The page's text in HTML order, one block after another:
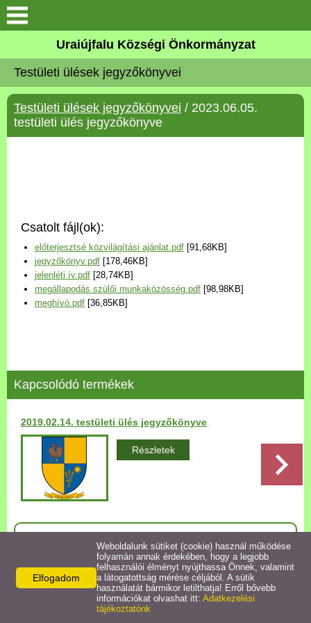
Köszöntő
Elérhetőségek
Uraiújfalu
Választási információk
Versenyképes Járások
Program
Hírek
Önkormányzati konyha
Egyéb intézmények
Egyéb szolgáltatások
Egészségügyi ellátás
Uraiújfalu Sportegyesület
Uraiújfalu Községi Önkormányzat
Testületi ülések jegyzőkönyvei
Testületi ülések jegyzőkönyvei / 2023.06.05.
testületi ülés jegyzőkönyve
Csatolt fájl(ok):
előterjesztsé közvilágítási ajánlat.pdf [91,68KB]
jegyzőkönyv.pdf [178,46KB]
jelenléti ív.pdf [28,74KB]
megállapodás szülői munkaközösség.pdf [98,98KB]
meghívó.pdf [36,85KB]
Kapcsolódó termékek
2019.02.14. testületi ülés jegyzőkönyve
Részletek
Elfogadom
Weboldalunk sütiket (cookie) használ működése
folyamán annak érdekében, hogy a legjobb
felhasználói élményt nyújthassa Önnek, valamint
a látogatottság mérése céljából. A sütik
használatát bármikor letilthatja! Erről bővebb
információkat olvashat itt: Adatkezelési
tájékoztatónk